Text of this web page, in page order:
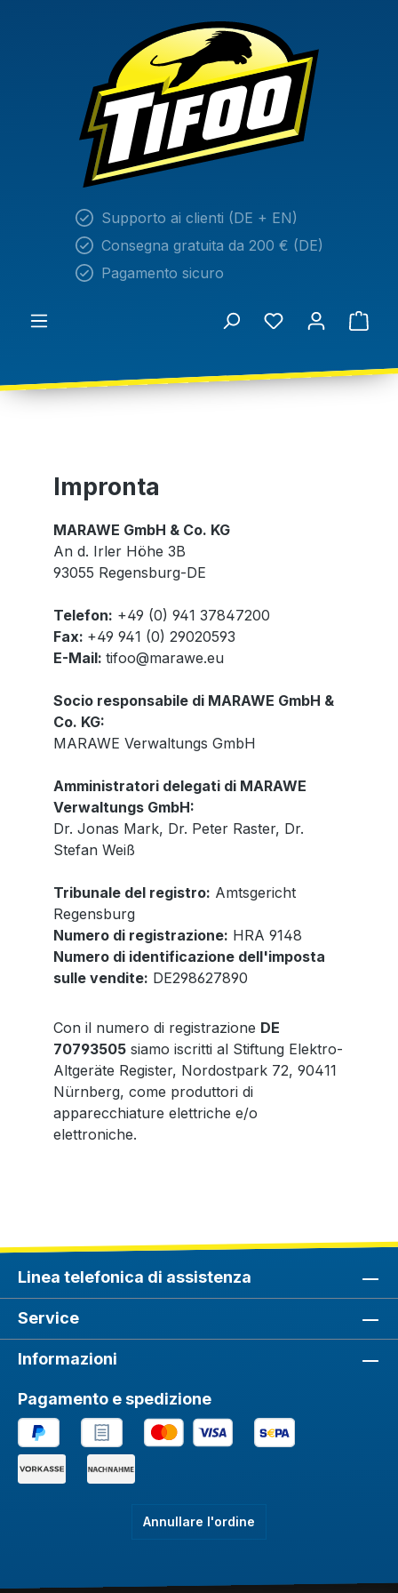
Supporto ai clienti (DE + EN)
Consegna gratuita da 200 € (DE)
Pagamento sicuro
Impronta
MARAWE GmbH & Co. KG
An d. Irler Höhe 3B
93055 Regensburg-DE
Telefon: +49 (0) 941 37847200
Fax: +49 941 (0) 29020593
E-Mail: tifoo@marawe.eu
Socio responsabile di MARAWE GmbH &
Co. KG:
MARAWE Verwaltungs GmbH
Amministratori delegati di MARAWE
Verwaltungs GmbH:
Dr. Jonas Mark, Dr. Peter Raster, Dr.
Stefan Weiß
Tribunale del registro: Amtsgericht
Regensburg
Numero di registrazione: HRA 9148
Numero di identificazione dell'imposta
sulle vendite: DE298627890
Con il numero di registrazione DE
70793505 siamo iscritti al Stiftung Elektro-
Altgeräte Register, Nordostpark 72, 90411
Nürnberg, come produttori di
apparecchiature elettriche e/o
elettroniche.
Linea telefonica di assistenza
Service
Informazioni
Pagamento e spedizione
Annullare l'ordine